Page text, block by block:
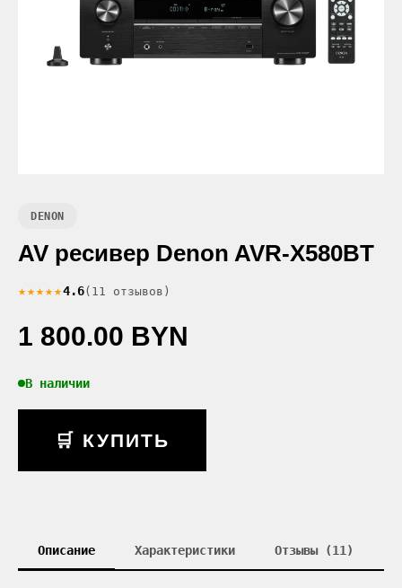
DENON
AV ресивер Denon AVR-X580BT
★★★★★4.6(11 отзывов)
1 800.00 BYN
В наличии
🛒 КУПИТЬ
Описание Характеристики Отзывы (11)